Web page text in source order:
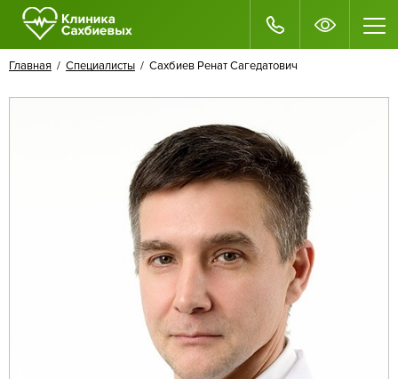
Главная / Специалисты / Сахбиев Ренат Сагедатович